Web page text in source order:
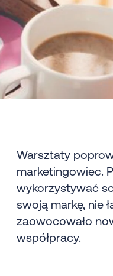
Warsztaty
marketingowiec.
wykorzystywać
swoją markę, nie
zaowocowało
współpracy.